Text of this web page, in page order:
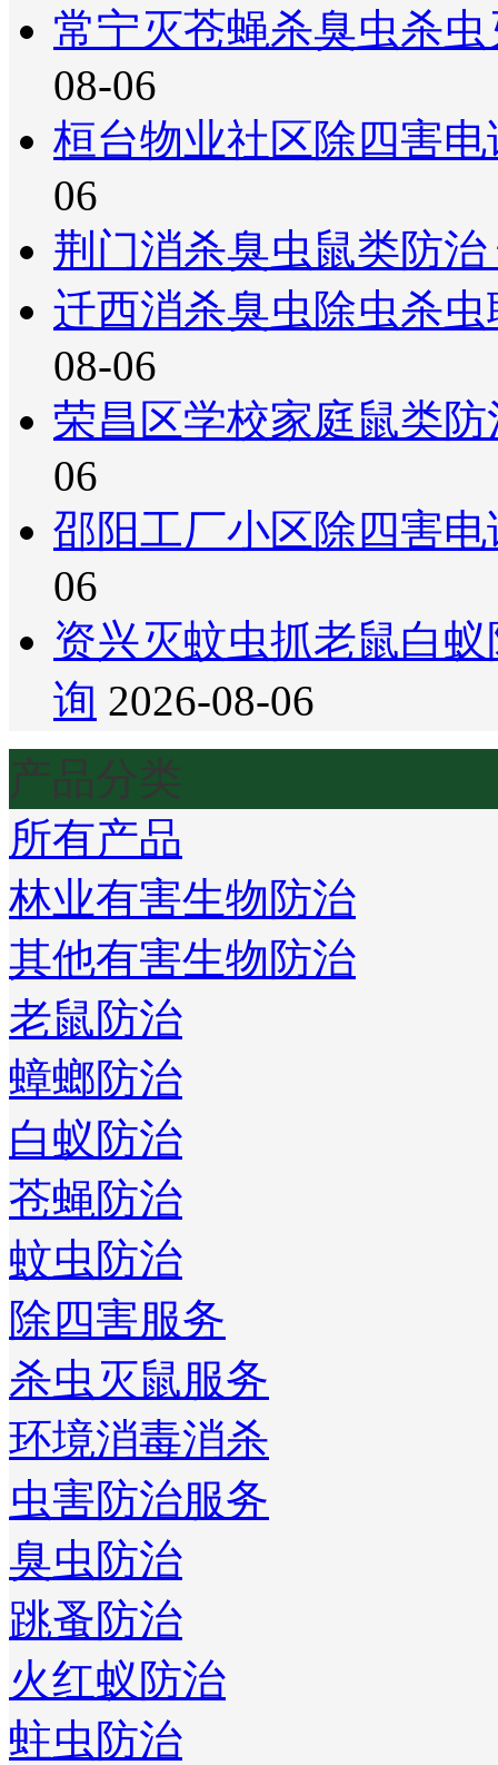
常宁灭苍蝇杀臭虫杀
08-06
桓台物业社区除四害
06
荆门消杀臭虫鼠类防
迁西消杀臭虫除虫杀
08-06
荣昌区学校家庭鼠类
06
邵阳工厂小区除四害
06
资兴灭蚊虫抓老鼠白
询 2026-08-06
产品分类
所有产品
林业有害生物防治
其他有害生物防治
老鼠防治
蟑螂防治
白蚁防治
苍蝇防治
蚊虫防治
除四害服务
杀虫灭鼠服务
环境消毒消杀
虫害防治服务
臭虫防治
跳蚤防治
火红蚁防治
蛀虫防治